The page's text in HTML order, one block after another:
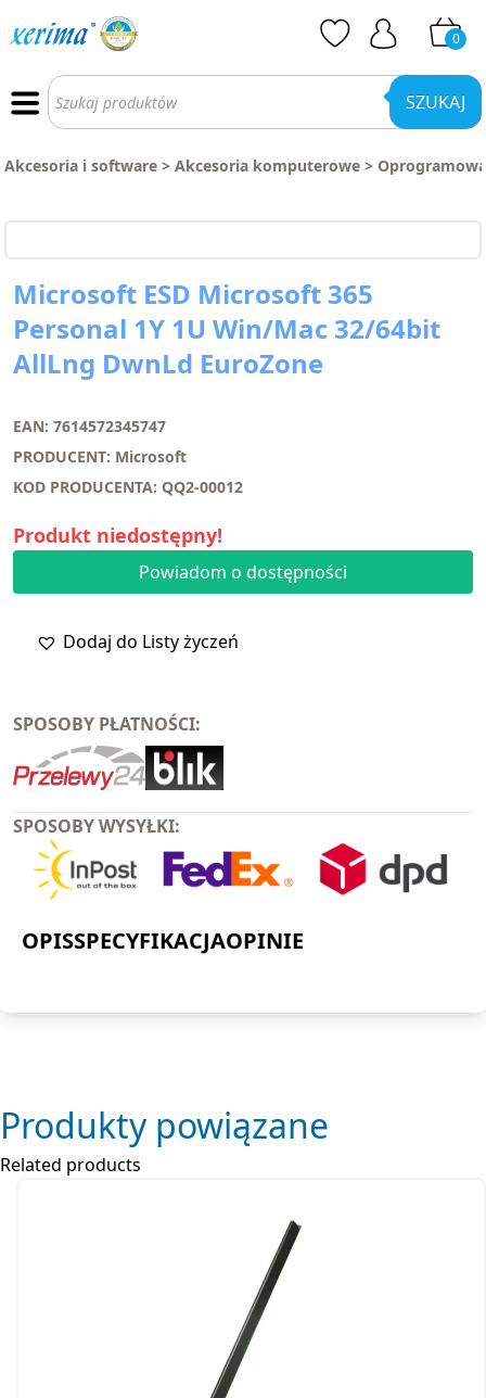
0
Wyszukiwarka
produktów SZUKAJ
Akcesoria i software > Akcesoria komputerowe >
Microsoft ESD Microsoft 365
Personal 1Y 1U Win/Mac 32/64bit
AllLng DwnLd EuroZone
EAN: 7614572345747
PRODUCENT: Microsoft
KOD PRODUCENTA: QQ2-00012
Produkt niedostępny!
Powiadom o dostępności
Dodaj do Listy życzeń
SPOSOBY PŁATNOŚCI:
SPOSOBY WYSYŁKI:
OPISSPECYFIKACJAOPINIE
Produkty powiązane
Related products